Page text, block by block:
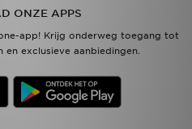
ONZE APPS
app! Krijg onderweg toegang tot
exclusieve aanbiedingen.